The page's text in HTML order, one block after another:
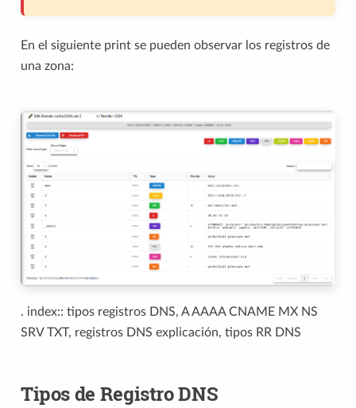
En el siguiente print se pueden observar los registros de
una zona:
. index:: tipos registros DNS, A AAAA CNAME MX NS
SRV TXT, registros DNS explicación, tipos RR DNS
Tipos de Registro DNS